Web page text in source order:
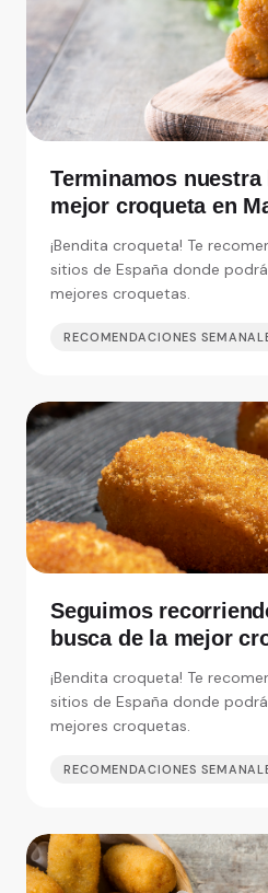
Terminamos nuestra
mejor croqueta en
¡Bendita croqueta! Te
sitios de España donde
mejores croquetas.
RECOMENDACIONES
Seguimos
busca de la mejor
¡Bendita croqueta! Te
sitios de España donde
mejores croquetas.
RECOMENDACIONES